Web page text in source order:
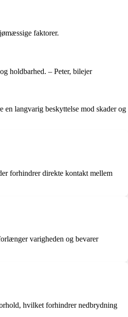
faktorer.
holdbarhed. – Peter, bilejer
langvarig beskyttelse mod skader og
forhindrer direkte kontakt mellem
varigheden og bevarer
hvilket forhindrer nedbrydning